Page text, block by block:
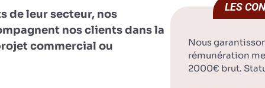
de leur secteur, nos
nos clients dans la
commercial ou
LES
Nous
rémunération
2000€ brut.